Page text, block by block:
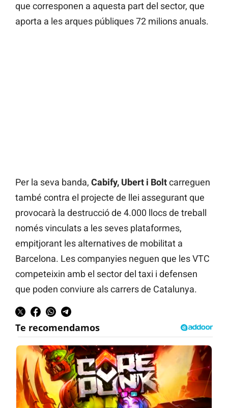
que corresponen a aquesta part del sector, que
aporta a les arques públiques 72 milions anuals.
Per la seva banda, Cabify, Ubert i Boltcarreguen
també contra el projecte de llei assegurant que
provocarà la destrucció de 4.000 llocs de treball
només vinculats a les seves plataformes,
empitjorant les alternatives de mobilitat a
Barcelona. Les companyies neguen que les VTC
competeixin amb el sector del taxi i defensen
que poden conviure als carrers de Catalunya.